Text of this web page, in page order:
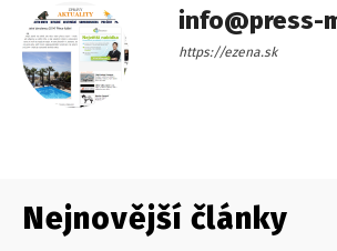
info@press-
https://ezena.sk
Nejnovější články